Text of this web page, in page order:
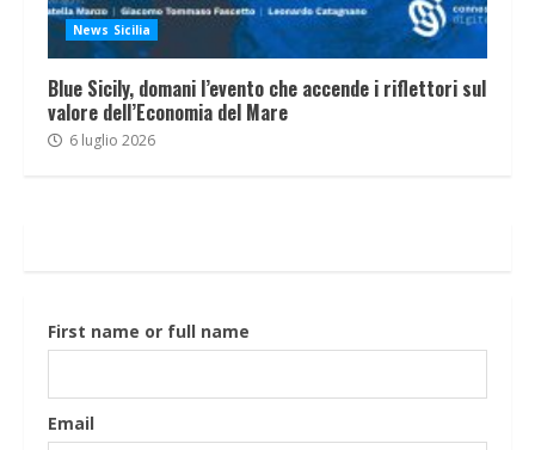
News Sicilia
Blue Sicily, domani l’evento che accende i riflettori sul
valore dell’Economia del Mare
6 luglio 2026
First name or full name
Email